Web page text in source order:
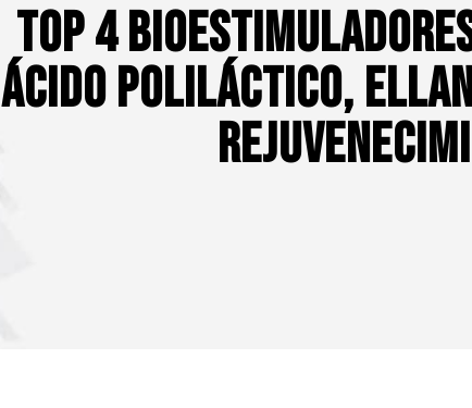
Top 4
Ácido Poliláctico,